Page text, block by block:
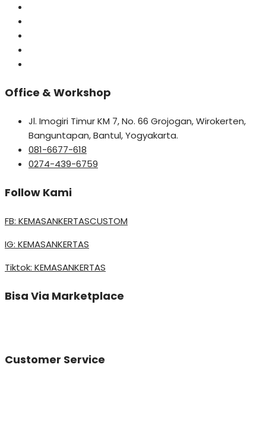
Office & Workshop
Jl. Imogiri Timur KM 7, No. 66 Grojogan, Wirokerten,
Banguntapan, Bantul, Yogyakarta.
081-6677-618
0274-439-6759
Follow Kami
FB: KEMASANKERTASCUSTOM
IG: KEMASANKERTAS
Tiktok: KEMASANKERTAS
Bisa Via Marketplace
Customer Service